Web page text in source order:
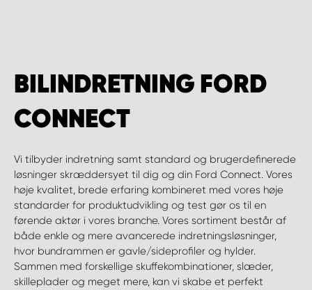
BILINDRETNING FORD
CONNECT
Vi tilbyder indretning samt standard og brugerdefinerede
løsninger skræddersyet til dig og din Ford Connect. Vores
høje kvalitet, brede erfaring kombineret med vores høje
standarder for produktudvikling og test gør os til en
førende aktør i vores branche. Vores sortiment består af
både enkle og mere avancerede indretningsløsninger,
hvor bundrammen er gavle/sideprofiler og hylder.
Sammen med forskellige skuffekombinationer, slæder,
skilleplader og meget mere, kan vi skabe et perfekt